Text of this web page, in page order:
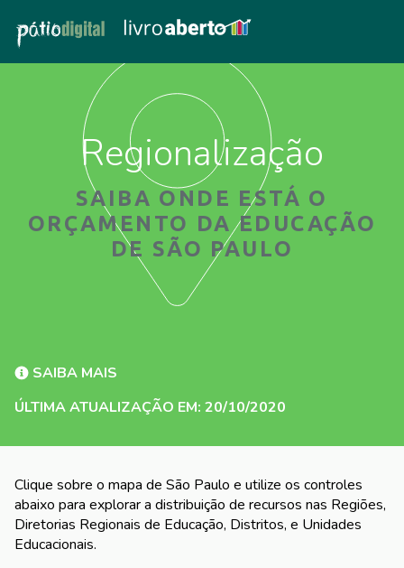
Regionalização
SAIBA ONDE ESTÁ O
ORÇAMENTO DA EDUCAÇÃO
DE SÃO PAULO
SAIBA MAIS
ÚLTIMA ATUALIZAÇÃO EM: 20/10/2020
Clique sobre o mapa de São Paulo e utilize os controles
abaixo para explorar a distribuição de recursos nas Regiões,
Diretorias Regionais de Educação, Distritos, e Unidades
Educacionais.